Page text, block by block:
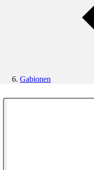
Gabionen